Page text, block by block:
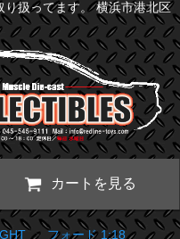
扱ってます。 横浜市港北区
カートを見る
> フォード 1:18